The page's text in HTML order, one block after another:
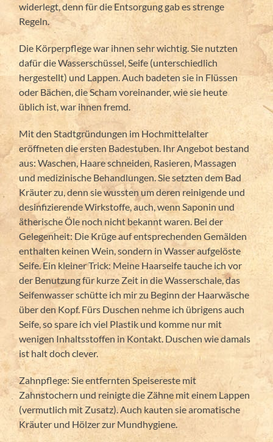
widerlegt, denn für die Entsorgung gab es strenge
Regeln.
Die Körperpflege war ihnen sehr wichtig. Sie nutzten
dafür die Wasserschüssel, Seife (unterschiedlich
hergestellt) und Lappen. Auch badeten sie in Flüssen
oder Bächen, die Scham voreinander, wie sie heute
üblich ist, war ihnen fremd.
Mit den Stadtgründungen im Hochmittelalter
eröffneten die ersten Badestuben. Ihr Angebot bestand
aus: Waschen, Haare schneiden, Rasieren, Massagen
und medizinische Behandlungen. Sie setzten dem Bad
Kräuter zu, denn sie wussten um deren reinigende und
desinfizierende Wirkstoffe, auch, wenn Saponin und
ätherische Öle noch nicht bekannt waren. Bei der
Gelegenheit: Die Krüge auf entsprechenden Gemälden
enthalten keinen Wein, sondern in Wasser aufgelöste
Seife. Ein kleiner Trick: Meine Haarseife tauche ich vor
der Benutzung für kurze Zeit in die Wasserschale, das
Seifenwasser schütte ich mir zu Beginn der Haarwäsche
über den Kopf. Fürs Duschen nehme ich übrigens auch
Seife, so spare ich viel Plastik und komme nur mit
wenigen Inhaltsstoffen in Kontakt. Duschen wie damals
ist halt doch clever.
Zahnpflege: Sie entfernten Speisereste mit
Zahnstochern und reinigte die Zähne mit einem Lappen
(vermutlich mit Zusatz). Auch kauten sie aromatische
Kräuter und Hölzer zur Mundhygiene.